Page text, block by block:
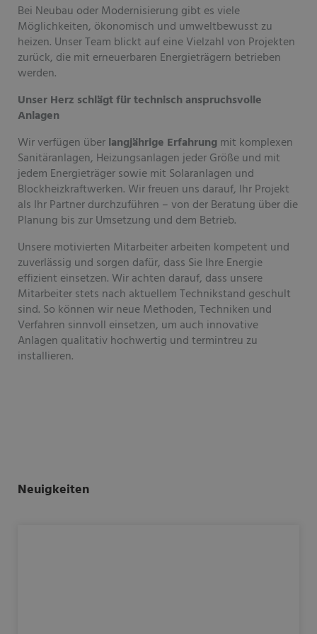
Bei Neubau oder Modernisierung gibt es viele
Möglichkeiten, ökonomisch und umweltbewusst zu
heizen. Unser Team blickt auf eine Vielzahl von Projekten
zurück, die mit erneuerbaren Energieträgern betrieben
werden.
Unser Herz schlägt für technisch anspruchsvolle
Anlagen
Wir verfügen überlangjährige Erfahrungmit komplexen
Sanitäranlagen, Heizungsanlagen jeder Größe und mit
jedem Energieträger sowie mit Solaranlagen und
Blockheizkraftwerken. Wir freuen uns darauf, Ihr Projekt
als Ihr Partner durchzuführen – von der Beratung über die
Planung bis zur Umsetzung und dem Betrieb.
Unsere motivierten Mitarbeiter arbeiten kompetent und
zuverlässig und sorgen dafür, dass Sie Ihre Energie
effizient einsetzen. Wir achten darauf, dass unsere
Mitarbeiter stets nach aktuellem Technikstand geschult
sind. So können wir neue Methoden, Techniken und
Verfahren sinnvoll einsetzen, um auch innovative
Anlagen qualitativ hochwertig und termintreu zu
installieren.
Neuigkeiten